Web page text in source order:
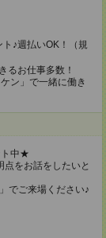
♪週払いOK！（規
るお仕事多数！
ン」で一緒に働き
ト中★
をお話をしたいと
でご来場ください♪